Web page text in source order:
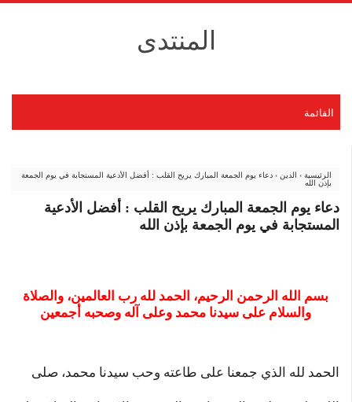
المنتدى
القائمة
الرئيسية › الدين › دعاء يوم الجمعة المبارك يريح القلب : أفضل الأدعية المستجابة في يوم الجمعة
بإذن الله
دعاء يوم الجمعة المبارك يريح القلب : أفضل الأدعية
المستجابة في يوم الجمعة بإذن الله
بسم الله الرحمن الرحيم، الحمد لله رب العالمين، والصلاة
والسلام على سيدنا محمد وعلى آله وصحبه أجمعين
الحمد لله الذي جمعنا على طاعته وحب سيدنا محمد، صلى